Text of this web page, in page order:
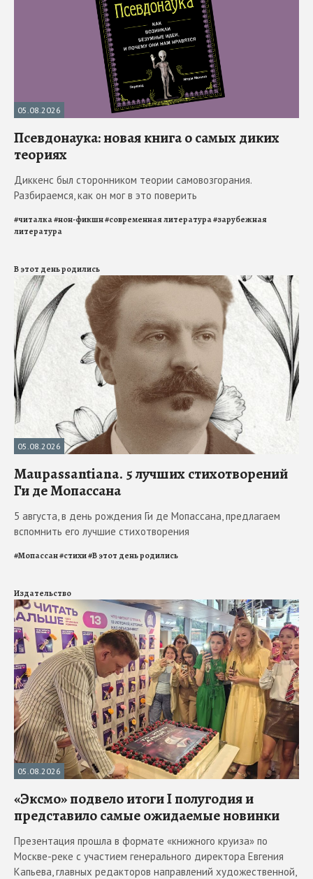
05.08.2026
Псевдонаука: новая книга о самых диких
теориях
Диккенс был сторонником теории самовозгорания.
Разбираемся, как он мог в это поверить
#читалка#нон-фикшн#современная литература#зарубежная
литература
В этот день родились
05.08.2026
Maupassantiana. 5 лучших стихотворений
Ги де Мопассана
5 августа, в день рождения Ги де Мопассана, предлагаем
вспомнить его лучшие стихотворения
#Мопассан#стихи#В этот день родились
Издательство
05.08.2026
«Эксмо» подвело итоги I полугодия и
представило самые ожидаемые новинки
Презентация прошла в формате «книжного круиза» по
Москве-реке с участием генерального директора Евгения
Капьева, главных редакторов направлений художественной,